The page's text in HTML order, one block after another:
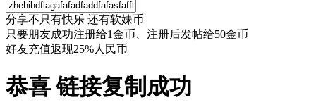
分享不只有快乐 还有软妹币
只要朋友成功注册给1金币、注册后发帖给50金币
好友充值返现25%人民币
恭喜 链接复制成功